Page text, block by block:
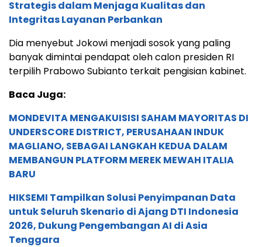
Strategis dalam Menjaga Kualitas dan
Integritas Layanan Perbankan
Dia menyebut Jokowi menjadi sosok yang paling
banyak dimintai pendapat oleh calon presiden RI
terpilih Prabowo Subianto terkait pengisian kabinet.
Baca Juga:
MONDEVITA MENGAKUISISI SAHAM MAYORITAS DI
UNDERSCORE DISTRICT, PERUSAHAAN INDUK
MAGLIANO, SEBAGAI LANGKAH KEDUA DALAM
MEMBANGUN PLATFORM MEREK MEWAH ITALIA
BARU
HIKSEMI Tampilkan Solusi Penyimpanan Data
untuk Seluruh Skenario di Ajang DTI Indonesia
2026, Dukung Pengembangan AI di Asia
Tenggara